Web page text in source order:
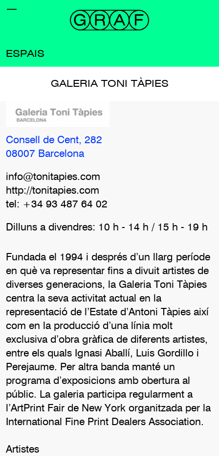
ESPAIS
GALERIA TONI TÀPIES
Fundada el 1994 i després d’un llarg període
en què va representar fins a divuit artistes de
diverses generacions, la Galeria Toni Tàpies
centra la seva activitat actual en la
representació de l’Estate d’Antoni Tàpies així
com en la producció d’una línia molt
exclusiva d’obra gràfica de diferents artistes,
entre els quals Ignasi Aballí, Luis Gordillo i
Perejaume. Per altra banda manté un
programa d’exposicions amb obertura al
públic. La galeria participa regularment a
l’ArtPrint Fair de New York organitzada per la
International Fine Print Dealers Association.
Artistes
Consell de Cent, 282
08007 Barcelona
info@tonitapies.com
http://tonitapies.com
tel: +34 93 487 64 02
Dilluns a divendres: 10 h - 14 h / 15 h - 19 h